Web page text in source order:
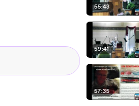
55:43
59:41
57:35